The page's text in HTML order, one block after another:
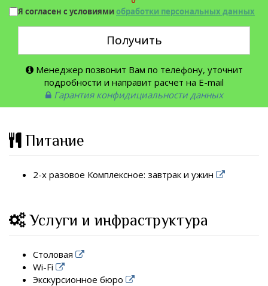
Я согласен с условиямиобработки персональных данных
Получить
Менеджер позвонит Вам по телефону, уточнит
подробности и направит расчет на E-mail
Гарантия конфидициальности данных
Питание
2-х разовое Комплексное: завтрак и ужин
Услуги и инфраструктура
Столовая
Wi-Fi
Экскурсионное бюро